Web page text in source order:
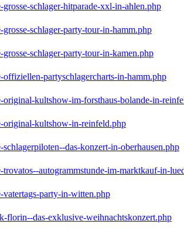
grosse-schlager-hitparade-xxl-in-ahlen.php
grosse-schlager-party-tour-in-hamm.php
grosse-schlager-party-tour-in-kamen.php
offiziellen-partyschlagercharts-in-hamm.php
original-kultshow-im-forsthaus-bolande-in-
original-kultshow-in-reinfeld.php
schlagerpiloten--das-konzert-in-oberhausen.php
trovatos--autogrammstunde-im-marktkauf-in-
vatertags-party-in-witten.php
florin--das-exklusive-weihnachtskonzert.php